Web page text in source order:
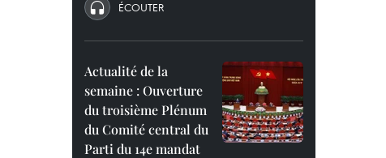
ÉCOUTER
Actualité de la
semaine : Ouverture
du troisième Plénum
du Comité central du
Parti du 14e mandat